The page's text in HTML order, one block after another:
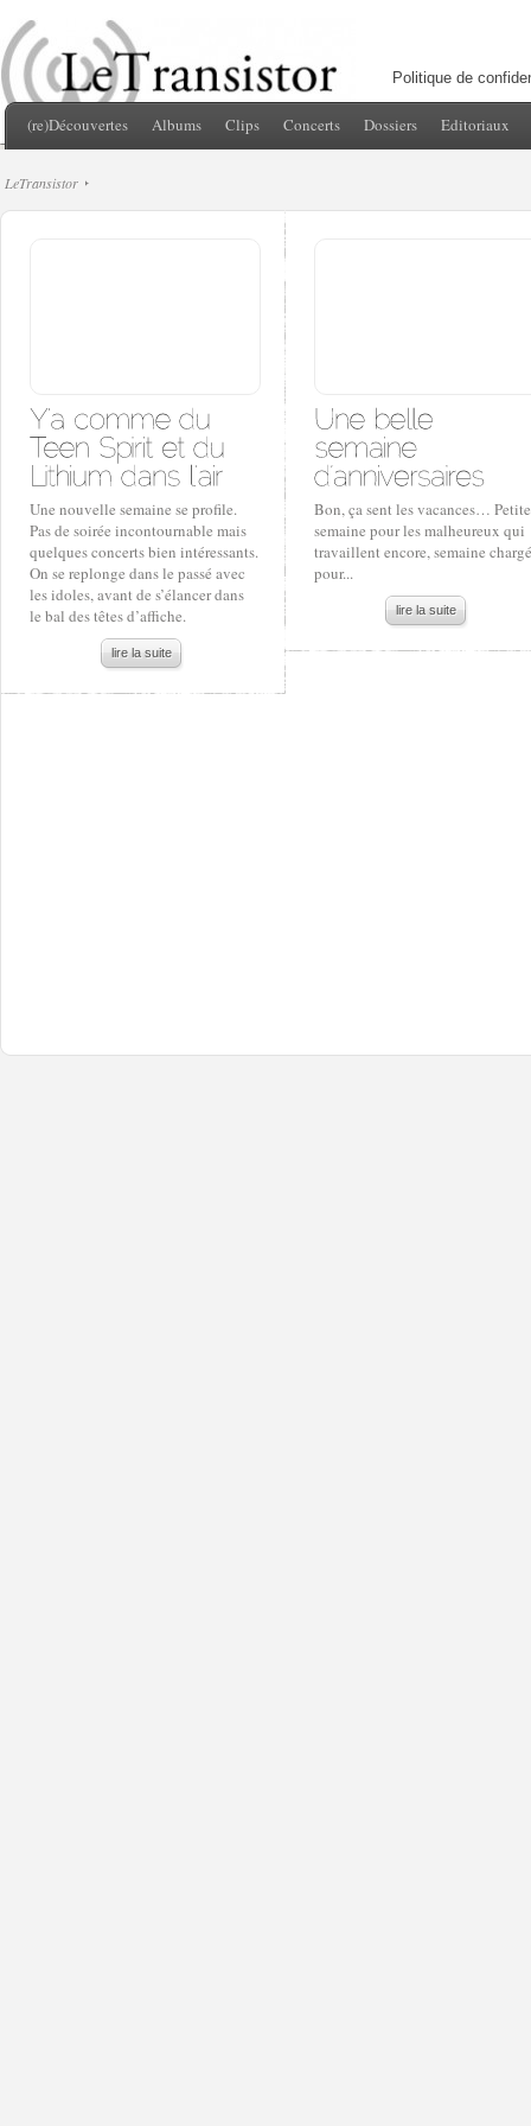
Politique de
(re)Découvertes Albums Clips Concerts Dossiers Editoriaux
LeTransistor
Une nouvelle semaine se profile.
Pas de soirée incontournable mais
quelques concerts bien intéressants.
On se replonge dans le passé avec
les idoles, avant de s’élancer dans
le bal des têtes d’affiche.
lire la suite
Bon, ça sent les vacances… Petite
semaine pour les malheureux qui
travaillent encore, semaine
pour...
lire la suite